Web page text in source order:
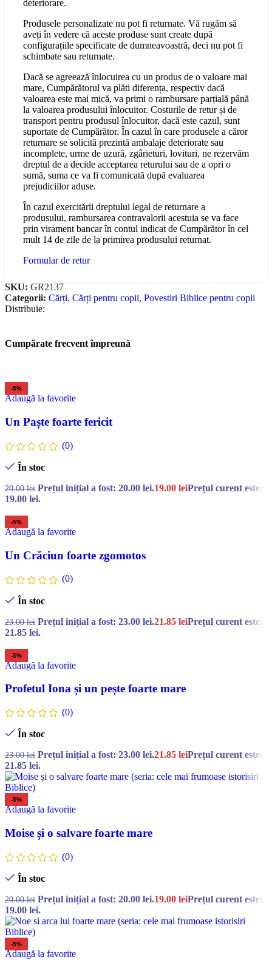
deteriorare.
Produsele personalizate nu pot fi returnate. Vă rugăm să
aveți în vedere că aceste produse sunt create după
configurațiile specificate de dumneavoastră, deci nu pot fi
schimbate sau returnate.
Dacă se agreează înlocuirea cu un produs de o valoare mai
mare, Cumpărătorul va plăti diferența, respectiv dacă
valoarea este mai mică, va primi o rambursare parțială până
la valoarea produsului înlocuitor. Costurile de retur și de
transport pentru produsul înlocuitor, dacă este cazul, sunt
suportate de Cumpărător. În cazul în care produsele a căror
returnare se solicită prezintă ambalaje deteriorate sau
incomplete, urme de uzură, zgârieturi, lovituri, ne rezervăm
dreptul de a decide acceptarea returului sau de a opri o
sumă, suma ce va fi comunicată după evaluarea
prejudiciilor aduse.
În cazul exercitării dreptului legal de returnare a
produsului, rambursarea contravalorii acestuia se va face
prin virament bancar în contul indicat de Cumpărător în cel
mult 14 de zile de la primirea produsului returnat.
Formular de retur
SKU: GR2137
Categorii: Cărți, Cărți pentru copii, Povestiri Biblice pentru copii
Distribuie:
Cumpărate frecvent împreună
-5%
Adaugă la favorite
Un Paște foarte fericit
(0)
În stoc
20.00lei Prețul inițial a fost: 20.00 lei.19.00 leiPrețul curent este:
19.00 lei.
-5%
Adaugă la favorite
Un Crăciun foarte zgomotos
(0)
În stoc
23.00lei Prețul inițial a fost: 23.00 lei.21.85 leiPrețul curent este:
21.85 lei.
-5%
Adaugă la favorite
Profetul Iona și un pește foarte mare
(0)
În stoc
23.00lei Prețul inițial a fost: 23.00 lei.21.85 leiPrețul curent este:
21.85 lei.
-5%
Adaugă la favorite
Moise și o salvare foarte mare
(0)
În stoc
20.00lei Prețul inițial a fost: 20.00 lei.19.00 leiPrețul curent este:
19.00 lei.
-5%
Adaugă la favorite